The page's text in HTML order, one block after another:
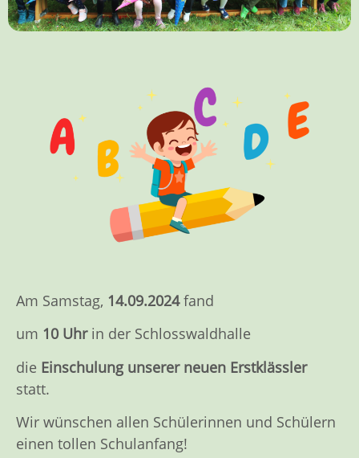
Am Samstag, 14.09.2024fand
um 10 Uhrin der Schlosswaldhalle
die Einschulung unserer neuen Erstklässler
statt.
Wir wünschen allen Schülerinnen und Schülern
einen tollen Schulanfang!